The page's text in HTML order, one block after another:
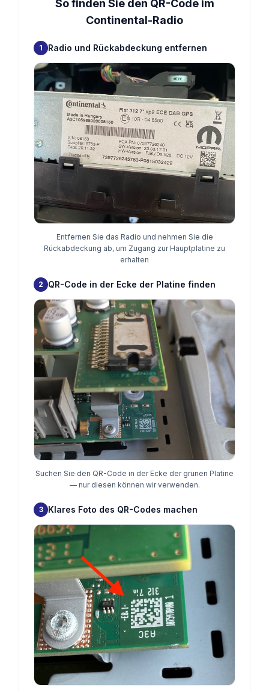
So finden Sie den QR-Code im
Continental-Radio
1 Radio und Rückabdeckung entfernen
Entfernen Sie das Radio und nehmen Sie die
Rückabdeckung ab, um Zugang zur Hauptplatine zu
erhalten
2 QR-Code in der Ecke der Platine finden
Suchen Sie den QR-Code in der Ecke der grünen Platine
— nur diesen können wir verwenden.
3 Klares Foto des QR-Codes machen